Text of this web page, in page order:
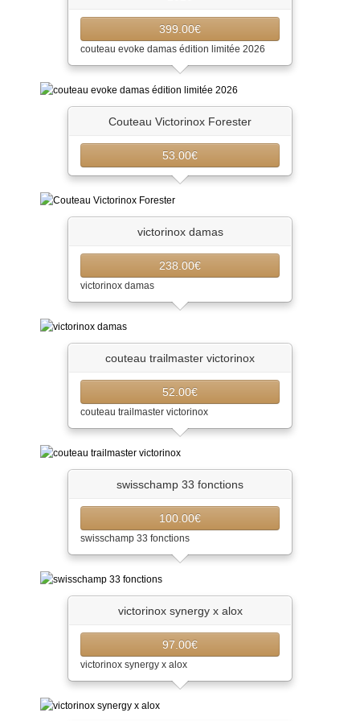
399.00€
couteau evoke damas édition limitée 2026
Couteau Victorinox Forester
53.00€
victorinox damas
238.00€
victorinox damas
couteau trailmaster victorinox
52.00€
couteau trailmaster victorinox
swisschamp 33 fonctions
100.00€
swisschamp 33 fonctions
victorinox synergy x alox
97.00€
victorinox synergy x alox